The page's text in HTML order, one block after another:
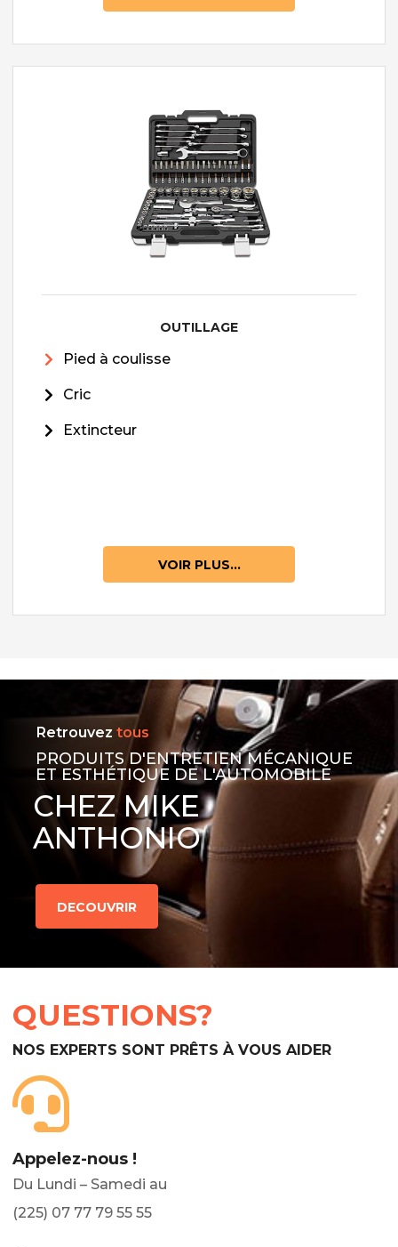
OUTILLAGE
Pied à coulisse
Cric
Extincteur
VOIR PLUS...
Retrouvez tous
PRODUITS D'ENTRETIEN MÉCANIQUE
ET ESTHÉTIQUE DE L'AUTOMOBILE
CHEZ MIKE
ANTHONIO
DECOUVRIR
QUESTIONS?
NOS EXPERTS SONT PRÊTS À VOUS AIDER
Appelez-nous !
Du Lundi – Samedi au
(225) 07 77 79 55 55